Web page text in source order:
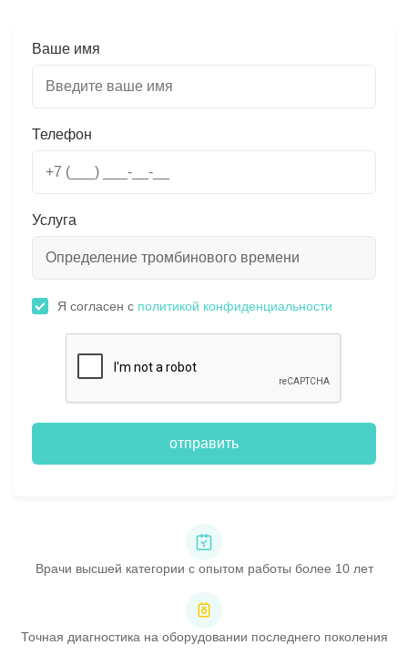
Врачи высшей категории с опытом работы более 10 лет
Точная диагностика на оборудовании последнего поколения
Ваше имя
Телефон
Услуга
Я согласен с политикой конфиденциальности
отправить